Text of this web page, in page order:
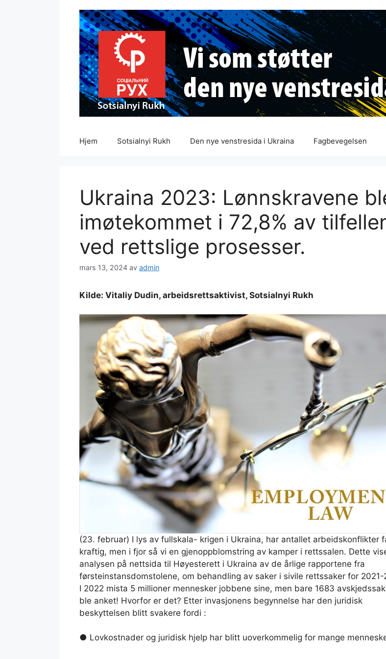
Hjem Sotsialnyi Rukh Den nye venstresida i Ukraina Fagbevegelsen
Ukraina 2023: Lønnskravene
imøtekommet i 72,8% av
ved rettslige prosesser.
mars 13, 2024 av admin
Kilde: Vitaliy Dudin, arbeidsrettsaktivist, Sotsialnyi Rukh
(23. februar) I lys av fullskala- krigen i Ukraina, har antallet arbeidskonflikter
kraftig, men i fjor så vi en gjenoppblomstring av kamper i rettssalen. Dette
analysen på nettsida til Høyesterett i Ukraina av de årlige rapportene fra
førsteinstansdomstolene, om behandling av saker i sivile rettssaker for 2021-
I 2022 mista 5 millioner mennesker jobbene sine, men bare 1683
ble anket! Hvorfor er det? Etter invasjonens begynnelse har den juridisk
beskyttelsen blitt svakere fordi :
● Lovkostnader og juridisk hjelp har blitt uoverkommelig for mange